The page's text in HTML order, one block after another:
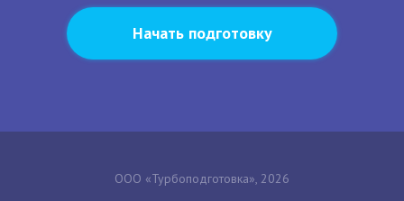
Начать подготовку
ООО «Турбоподготовка», 2026